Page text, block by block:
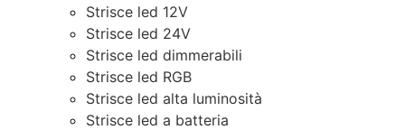
Strisce led 12V
Strisce led 24V
Strisce led dimmerabili
Strisce led RGB
Strisce led alta luminosità
Strisce led a batteria